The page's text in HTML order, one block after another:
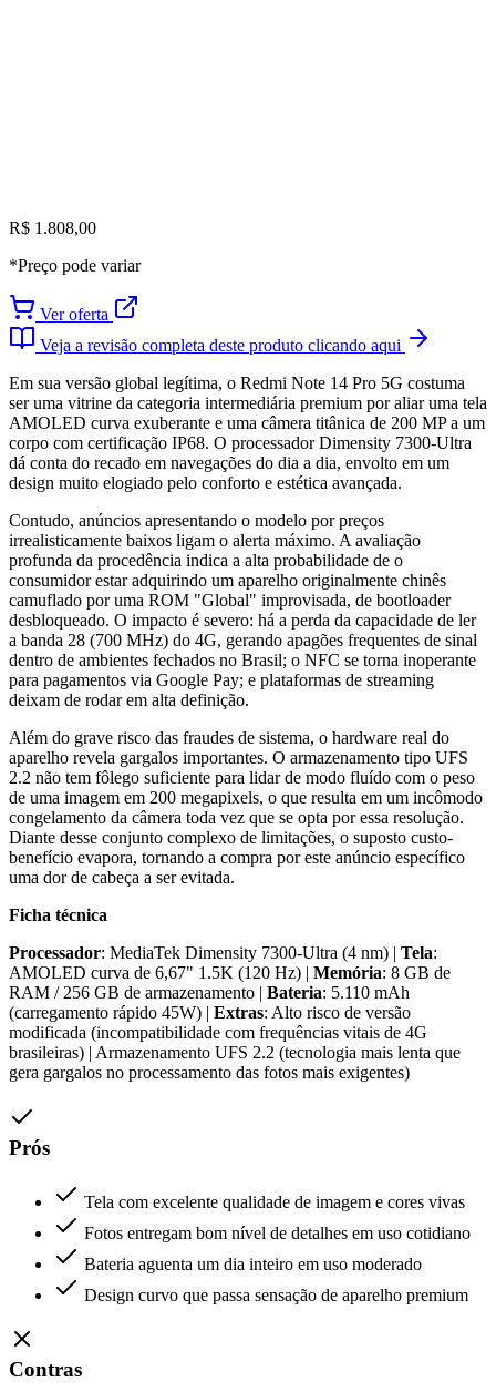
R$ 1.808,00
*Preço pode variar
Ver oferta
Veja a revisão completa deste produto clicando aqui
Em sua versão global legítima, o Redmi Note 14 Pro 5G costuma
ser uma vitrine da categoria intermediária premium por aliar uma tela
AMOLED curva exuberante e uma câmera titânica de 200 MP a um
corpo com certificação IP68. O processador Dimensity 7300-Ultra
dá conta do recado em navegações do dia a dia, envolto em um
design muito elogiado pelo conforto e estética avançada.
Contudo, anúncios apresentando o modelo por preços
irrealisticamente baixos ligam o alerta máximo. A avaliação
profunda da procedência indica a alta probabilidade de o
consumidor estar adquirindo um aparelho originalmente chinês
camuflado por uma ROM "Global" improvisada, de bootloader
desbloqueado. O impacto é severo: há a perda da capacidade de ler
a banda 28 (700 MHz) do 4G, gerando apagões frequentes de sinal
dentro de ambientes fechados no Brasil; o NFC se torna inoperante
para pagamentos via Google Pay; e plataformas de streaming
deixam de rodar em alta definição.
Além do grave risco das fraudes de sistema, o hardware real do
aparelho revela gargalos importantes. O armazenamento tipo UFS
2.2 não tem fôlego suficiente para lidar de modo fluído com o peso
de uma imagem em 200 megapixels, o que resulta em um incômodo
congelamento da câmera toda vez que se opta por essa resolução.
Diante desse conjunto complexo de limitações, o suposto custo-
benefício evapora, tornando a compra por este anúncio específico
uma dor de cabeça a ser evitada.
Ficha técnica
Processador: MediaTek Dimensity 7300-Ultra (4 nm) | Tela:
AMOLED curva de 6,67" 1.5K (120 Hz) | Memória: 8 GB de
RAM / 256 GB de armazenamento | Bateria: 5.110 mAh
(carregamento rápido 45W) | Extras: Alto risco de versão
modificada (incompatibilidade com frequências vitais de 4G
brasileiras) | Armazenamento UFS 2.2 (tecnologia mais lenta que
gera gargalos no processamento das fotos mais exigentes)
Prós
Tela com excelente qualidade de imagem e cores vivas
Fotos entregam bom nível de detalhes em uso cotidiano
Bateria aguenta um dia inteiro em uso moderado
Design curvo que passa sensação de aparelho premium
Contras